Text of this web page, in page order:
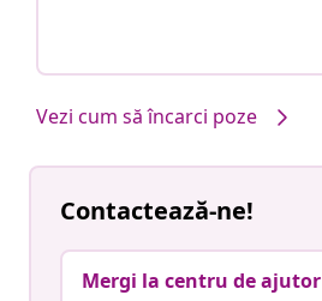
Vezi cum să încarci poze
Contactează-ne!
Mergi la centru de ajutor